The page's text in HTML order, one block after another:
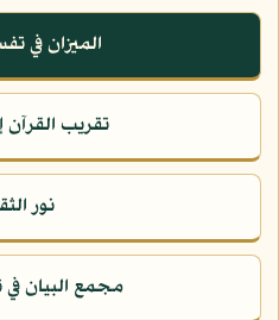
الميزان في
تقريب القرآن
نور
مجمع البيان في